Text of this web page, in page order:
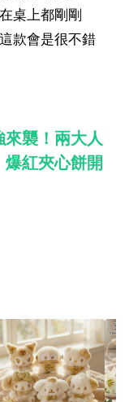
桌上都剛剛
款會是很不錯
來襲！兩大人
紅夾心餅開